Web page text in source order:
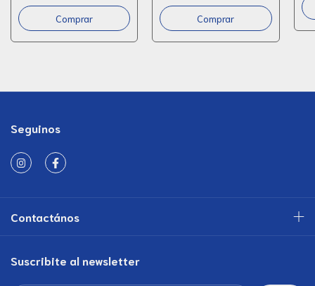
Comprar
Seguinos
Contactános
Suscribite al newsletter